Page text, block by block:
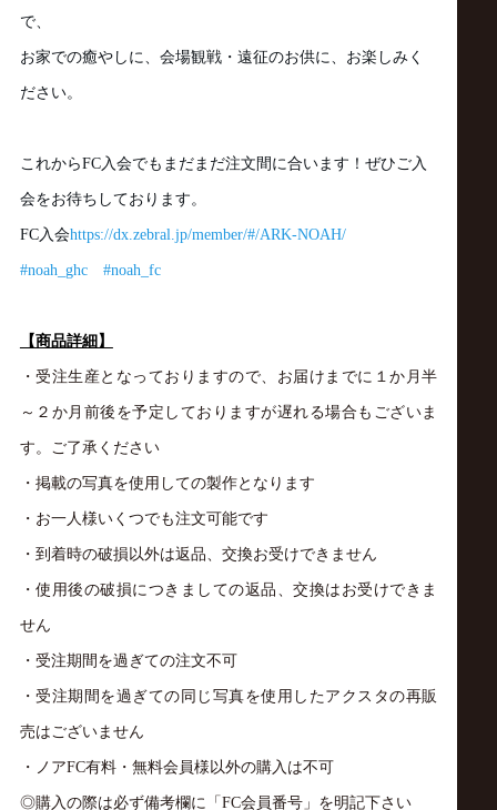
で、
お家での癒やしに、会場観戦・遠征のお供に、お楽しみく
ださい。
これからFC入会でもまだまだ注文間に合います！ぜひご入
会をお待ちしております。
FC入会https://dx.zebral.jp/member/#/ARK-NOAH/
#noah_ghc #noah_fc
【商品詳細】
・受注生産となっておりますので、お届けまでに１か月半
～２か月前後を予定しておりますが遅れる場合もございま
す。ご了承ください
・掲載の写真を使用しての製作となります
・お一人様いくつでも注文可能です
・到着時の破損以外は返品、交換お受けできません
・使用後の破損につきましての返品、交換はお受けできま
せん
・受注期間を過ぎての注文不可
・受注期間を過ぎての同じ写真を使用したアクスタの再販
売はございません
・ノアFC有料・無料会員様以外の購入は不可
◎購入の際は必ず備考欄に「 FC会員番号」を明記下さい